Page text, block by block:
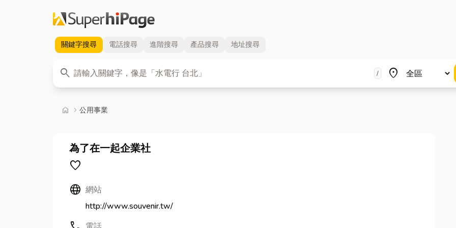
關鍵字搜尋 電話搜尋 進階搜尋 產品搜尋 地址搜尋
search
關鍵字 / place
地區
home chevron_right 首頁
公用事業
為了在一起企業社
favorite
Language 網站
http://www.souvenir.tw/